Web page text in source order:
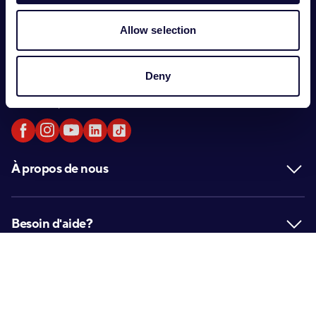
Allow selection
Deny
L’entreprise Trust International B.V. a été fondée en
d'accessoires numériques avec ses 3 marques :
À propos de nous
Besoin d'aide?